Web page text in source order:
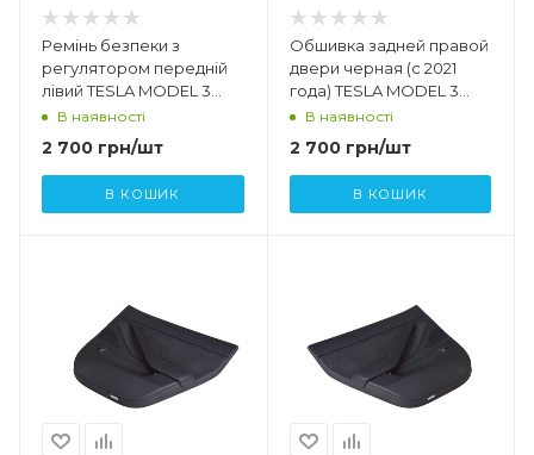
Ремінь безпеки з
регулятором передній
лівий TESLA MODEL 3
1081255 - 01 - D 1105822 - C1
В наявності
2 700 грн/шт
В КОШИК
Обшивка задней правой
двери черная (с 2021
года) TESLA MODEL 3
1090415-89-Н 1588129-91-B
В наявності
2 700грн/шт
В КОШИК